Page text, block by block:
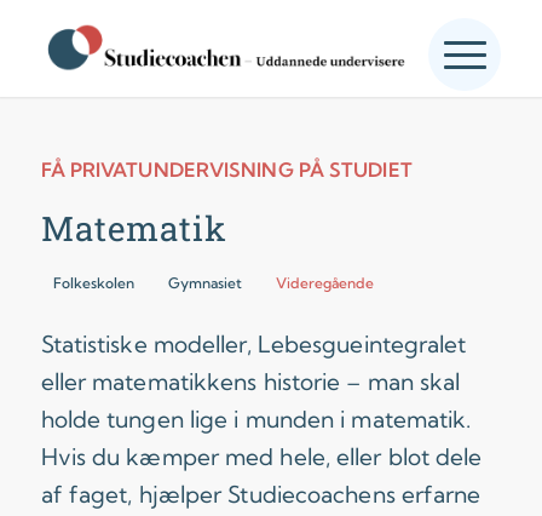
FÅ PRIVATUNDERVISNING PÅ STUDIET
Matematik
Folkeskolen Gymnasiet Videregående
Statistiske modeller, Lebesgueintegralet
eller matematikkens historie – man skal
holde tungen lige i munden i matematik.
Hvis du kæmper med hele, eller blot dele
af faget, hjælper Studiecoachens erfarne